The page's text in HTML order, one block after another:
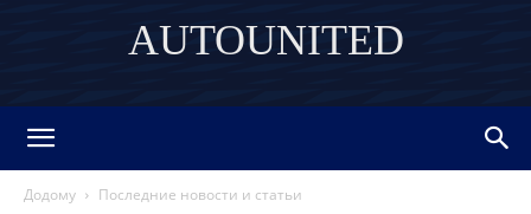
AUTOUNITED
Додому Последние новости и статьи